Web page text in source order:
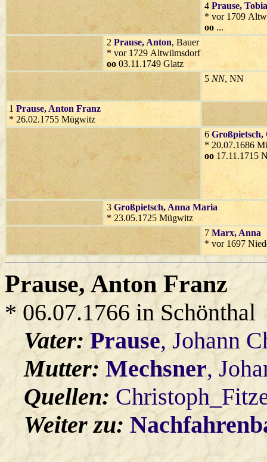
4 Prause,
* vor 1709
oo ...
2 Prause, Anton, Bauer
* vor 1729 Altwilmsdorf
oo 03.11.1749 Glatz
5 NN, NN
1 Prause, Anton Franz
* 26.02.1755 Mügwitz
6 Großpietsch,
* 20.07.1686
oo 17.11.1715
3 Großpietsch, Anna Maria
* 23.05.1725 Mügwitz
7 Marx, Anna
* vor 1697
Prause, Anton Franz
* 06.07.1766 in Schönthal
Vater:Prause, Johann
Mutter:Mechsner,
Quellen:
Weiter zu: